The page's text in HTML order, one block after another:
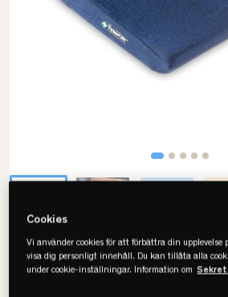
Tempur
Cookies
Vi använder cookies för att förbättra din upplevelse
visa dig personligt innehåll. Du kan tillåta alla
under cookie-inställningar. Information om